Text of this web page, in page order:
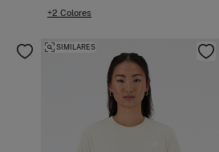
+2 Colores
SIMILARES